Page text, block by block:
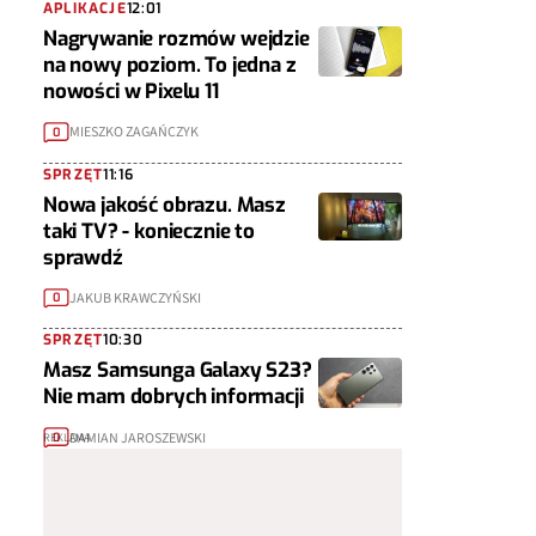
APLIKACJE12:01
Nagrywanie rozmów wejdzie
na nowy poziom. To jedna z
nowości w Pixelu 11
0 MIESZKO ZAGAŃCZYK
SPRZĘT11:16
Nowa jakość obrazu. Masz
taki TV? - koniecznie to
sprawdź
0 JAKUB KRAWCZYŃSKI
SPRZĘT10:30
Masz Samsunga Galaxy S23?
Nie mam dobrych informacji
0 DAMIAN JAROSZEWSKI